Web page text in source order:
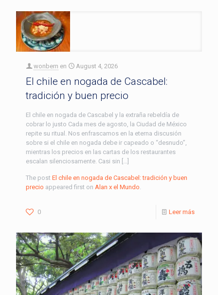
wonbern en August 4, 2026
El chile en nogada de Cascabel:
tradición y buen precio
El chile en nogada de Cascabel y la extraña rebeldía de
cobrar lo justo Cada mes de agosto, la Ciudad de México
repite su ritual. Nos enfrascamos en la eterna discusión
sobre si el chile en nogada debe ir capeado o “desnudo”,
mientras los precios en las cartas de los restaurantes
escalan silenciosamente. Casi sin […]
The post El chile en nogada de Cascabel: tradición y buen
precio appeared first on Alan x el Mundo
0 Leer más